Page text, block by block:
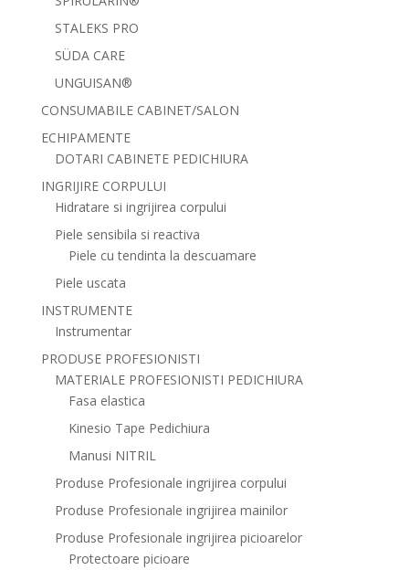
STALEKS PRO
SÜDA CARE
UNGUISAN®
CONSUMABILE CABINET/SALON
ECHIPAMENTE
DOTARI CABINETE PEDICHIURA
INGRIJIRE CORPULUI
Hidratare si ingrijirea corpului
Piele sensibila si reactiva
Piele cu tendinta la descuamare
Piele uscata
INSTRUMENTE
Instrumentar
PRODUSE PROFESIONISTI
MATERIALE PROFESIONISTI PEDICHIURA
Fasa elastica
Kinesio Tape Pedichiura
Manusi NITRIL
Produse Profesionale ingrijirea corpului
Produse Profesionale ingrijirea mainilor
Produse Profesionale ingrijirea picioarelor
Protectoare picioare